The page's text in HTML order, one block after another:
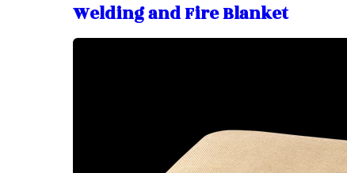
Welding and Fire Blanket